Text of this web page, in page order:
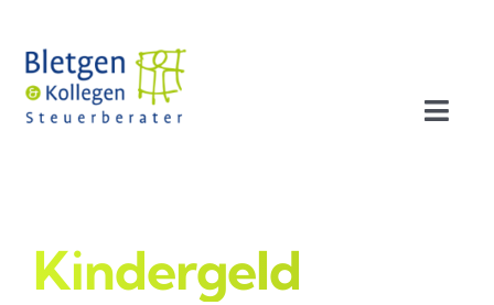
Inhalt
springen
Profil
Kindergeld